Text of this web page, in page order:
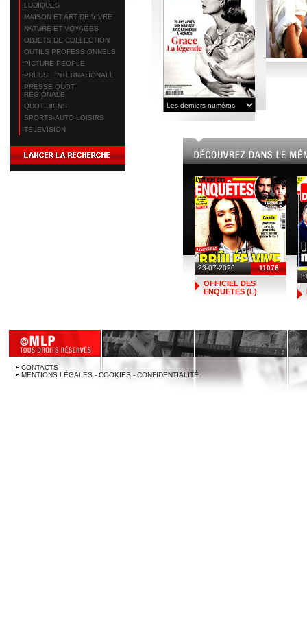
LUDIQUES
MAISON ET ART DE VIVRE
NATURE ET VOYAGES
OBJETS DE COLLECTION
OUTILS PROFESSIONNELS
PICTURE PEOPLE
PRESSE INTERNATIONALE
PRESSE QUOT
REGIONALE
QUOTIDIENS
SPORTS-AUTO-LOISIRS
TELEVISION
23-07-2026 11076
OFFICIEL DES
ENQUETES (L)
CONTACTS
MENTIONS LÉGALES - COOKIES - CONFIDENTIALITÉ